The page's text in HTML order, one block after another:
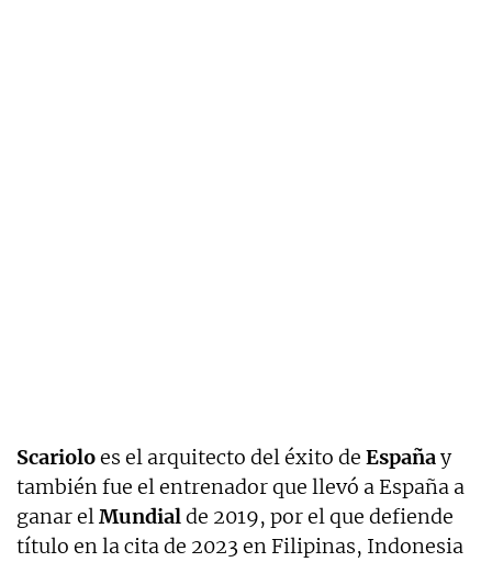
Scarioloes el arquitecto del éxito de Españay
también fue el entrenador que llevó a España a
ganar elMundialde 2019, por el que defiende
título en la cita de 2023 en Filipinas, Indonesia